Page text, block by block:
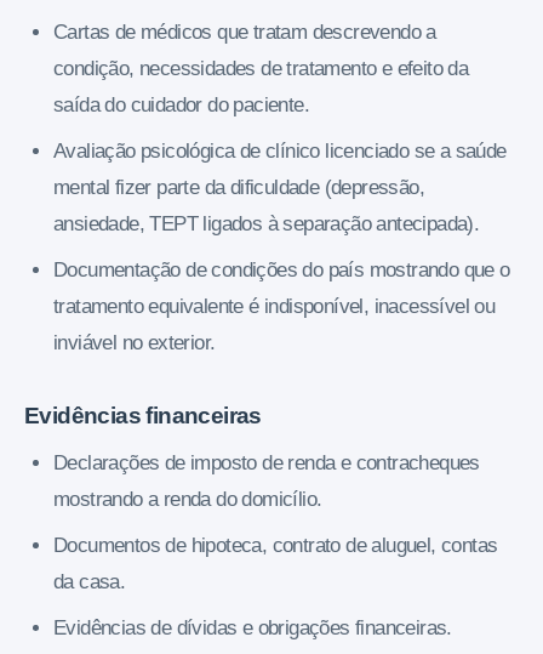
Cartas de médicos que tratam descrevendo a
condição, necessidades de tratamento e efeito da
saída do cuidador do paciente.
Avaliação psicológica de clínico licenciado se a saúde
mental fizer parte da dificuldade (depressão,
ansiedade, TEPT ligados à separação antecipada).
Documentação de condições do país mostrando que o
tratamento equivalente é indisponível, inacessível ou
inviável no exterior.
Evidências financeiras
Declarações de imposto de renda e contracheques
mostrando a renda do domicílio.
Documentos de hipoteca, contrato de aluguel, contas
da casa.
Evidências de dívidas e obrigações financeiras.